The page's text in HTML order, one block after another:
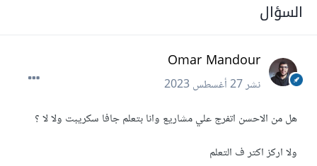
السؤال
Omar Mandour
نشر27 أغسطس 2023
هل من الاحسن اتفرج علي مشاريع وانا بتعلم جافا سكريبت ولا لا ؟
ولا اركز اكتر ف التعلم